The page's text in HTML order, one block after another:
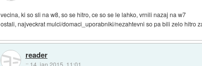
vecina, ki so sli na w8, so se hitro, ce so se le lahko, vrnili nazaj na w7
ostali, najveckrat mulci/domaci_uporabniki/nezahtevni so pa bili zelo hitro
reader